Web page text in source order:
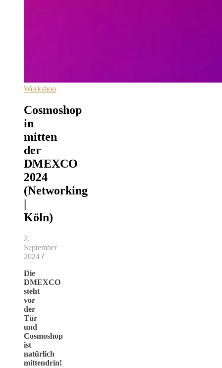
Workshop
Cosmoshop
in
mitten
der
DMEXCO
2024
(Networking
|
Köln)
2.
September
2024 /
Die
DMEXCO
steht
vor
der
Tür
und
Cosmoshop
ist
natürlich
mittendrin!